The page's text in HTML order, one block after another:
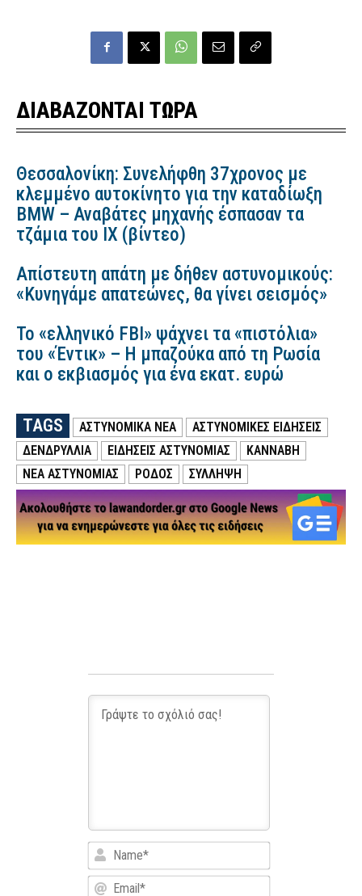
ΔΙΑΒΑΖΟΝΤΑΙ ΤΩΡΑ
Θεσσαλονίκη: Συνελήφθη 37χρονος με
κλεμμένο αυτοκίνητο για την καταδίωξη
BMW – Αναβάτες μηχανής έσπασαν τα
τζάμια του ΙΧ (βίντεο)
Απίστευτη απάτη με δήθεν αστυνομικούς:
«Κυνηγάμε απατεώνες, θα γίνει σεισμός»
Το «ελληνικό FBI» ψάχνει τα «πιστόλια»
του «Έντικ» – Η μπαζούκα από τη Ρωσία
και ο εκβιασμός για ένα εκατ. ευρώ
TAGS ΑΣΤΥΝΟΜΙΚΑ ΝΕΑ
ΑΣΤΥΝΟΜΙΚΕΣ ΕΙΔΗΣΕΙΣ
ΔΕΝΔΡΥΛΛΙΑ
ΕΙΔΗΣΕΙΣ ΑΣΤΥΝΟΜΙΑΣ
ΚΑΝΝΑΒΗ
ΝΕΑ ΑΣΤΥΝΟΜΙΑΣ
ΡΟΔΟΣ ΣΥΛΛΗΨΗ
Name*
Email*